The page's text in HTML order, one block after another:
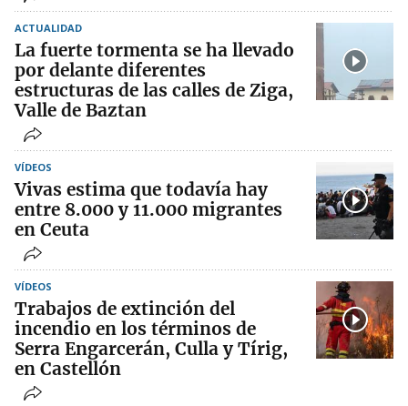
ACTUALIDAD
La fuerte tormenta se ha llevado
por delante diferentes
estructuras de las calles de Ziga,
Valle de Baztan
VÍDEOS
Vivas estima que todavía hay
entre 8.000 y 11.000 migrantes
en Ceuta
VÍDEOS
Trabajos de extinción del
incendio en los términos de
Serra Engarcerán, Culla y Tírig,
en Castellón